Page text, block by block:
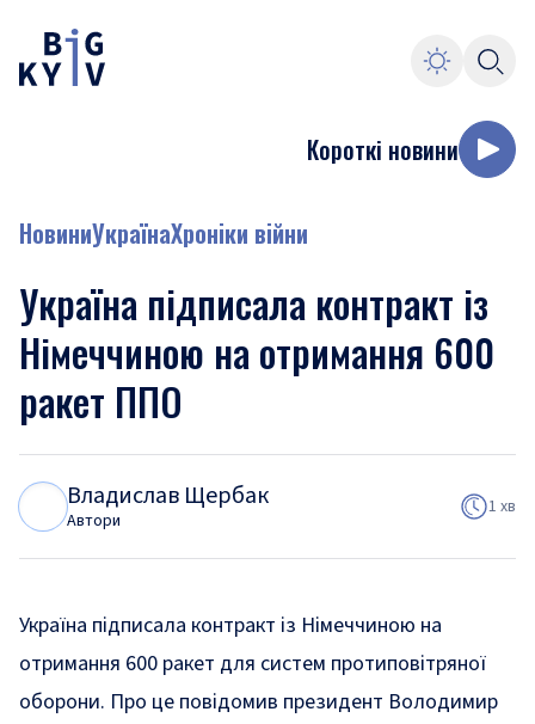
Короткі новини
НовиниУкраїнаХроніки війни
Україна підписала контракт із
Німеччиною на отримання 600
ракет ППО
Владислав Щербак
Автори
1 хв
Україна підписала контракт із Німеччиною на
отримання 600 ракет для систем протиповітряної
оборони. Про це повідомив президент Володимир